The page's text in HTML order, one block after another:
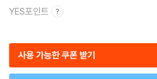
YES포인트
사용 가능한 쿠폰 받기